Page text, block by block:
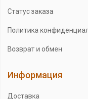
Статус заказа
Политика
Возврат и обмен
Информация
Доставка